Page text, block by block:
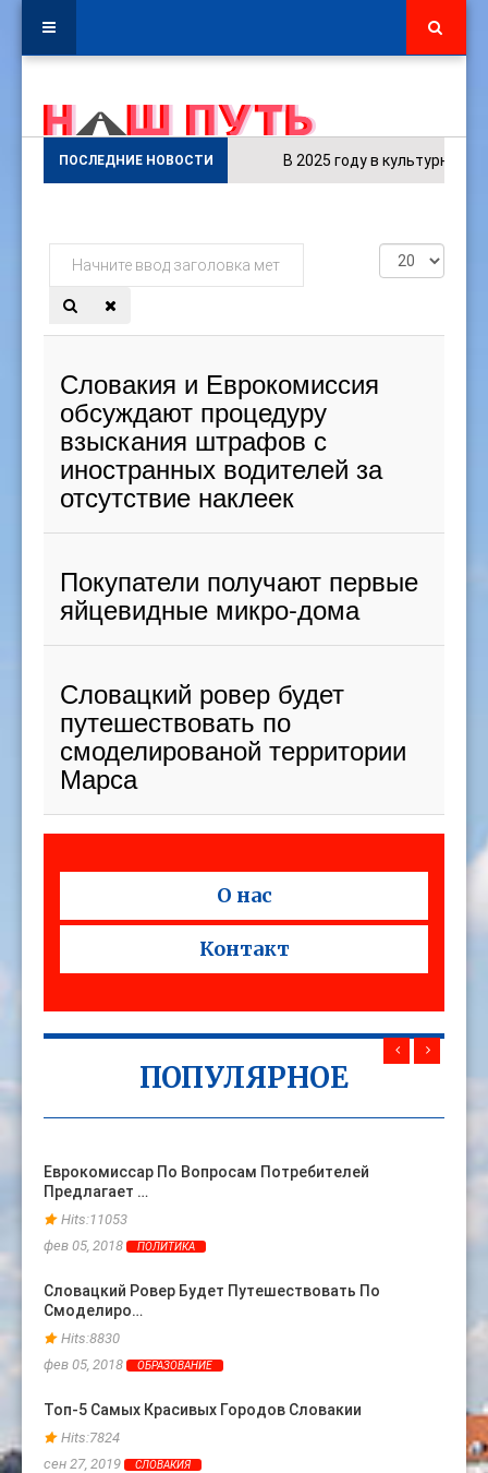
ПОСЛЕДНИЕ НОВОСТИ В 2025 году в культурном
Начните
ввод
заголовка
метки
Кол-
во
Словакия и Еврокомиссия
обсуждают процедуру
взыскания штрафов с
иностранных водителей за
отсутствие наклеек
Покупатели получают первые
яйцевидные микро-дома
Словацкий ровер будет
путешествовать по
смоделированой территории
Марса
О нас
Контакт
ПОПУЛЯРНОЕ
Еврокомиссар По Вопросам Потребителей
Предлагает …
Hits:11053
фев 05, 2018
ПОЛИТИКА
Словацкий Ровер Будет Путешествовать По
Смоделиро…
Hits:8830
фев 05, 2018
ОБРАЗОВАНИЕ
Топ-5 Самых Красивых Городов Словакии
Hits:7824
сен 27, 2019
СЛОВАКИЯ